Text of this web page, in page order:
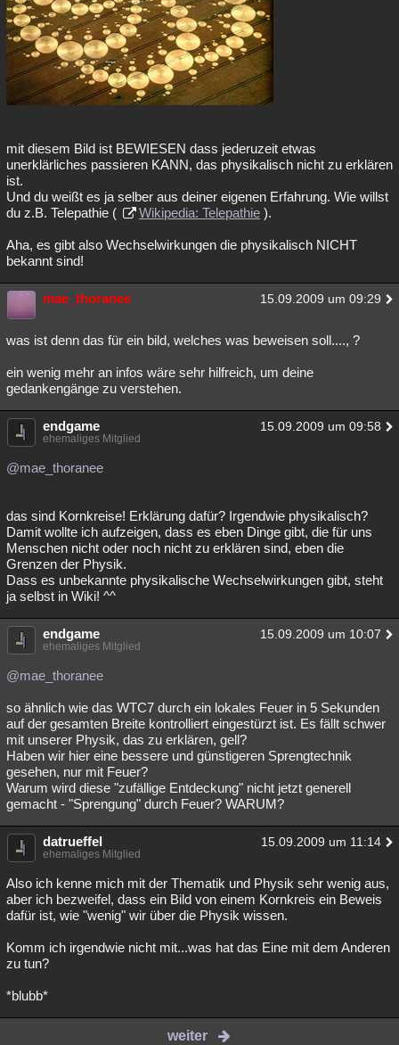
mit diesem Bild ist BEWIESEN dass jederuzeit etwas
unerklärliches passieren KANN, das physikalisch nicht zu erklären
ist.
Und du weißt es ja selber aus deiner eigenen Erfahrung. Wie willst
du z.B. Telepathie (
Wikipedia: Telepathie ).
Aha, es gibt also Wechselwirkungen die physikalisch NICHT
bekannt sind!
mae_thoranee 15.09.2009 um 09:29
was ist denn das für ein bild, welches was beweisen soll...., ?
ein wenig mehr an infos wäre sehr hilfreich, um deine
gedankengänge zu verstehen.
endgame 15.09.2009 um 09:58
ehemaliges Mitglied
@mae_thoranee
das sind Kornkreise! Erklärung dafür? Irgendwie physikalisch?
Damit wollte ich aufzeigen, dass es eben Dinge gibt, die für uns
Menschen nicht oder noch nicht zu erklären sind, eben die
Grenzen der Physik.
Dass es unbekannte physikalische Wechselwirkungen gibt, steht
ja selbst in Wiki! ^^
endgame 15.09.2009 um 10:07
ehemaliges Mitglied
@mae_thoranee
so ähnlich wie das WTC7 durch ein lokales Feuer in 5 Sekunden
auf der gesamten Breite kontrolliert eingestürzt ist. Es fällt schwer
mit unserer Physik, das zu erklären, gell?
Haben wir hier eine bessere und günstigeren Sprengtechnik
gesehen, nur mit Feuer?
Warum wird diese "zufällige Entdeckung" nicht jetzt generell
gemacht - "Sprengung" durch Feuer? WARUM?
datrueffel 15.09.2009 um 11:14
ehemaliges Mitglied
Also ich kenne mich mit der Thematik und Physik sehr wenig aus,
aber ich bezweifel, dass ein Bild von einem Kornkreis ein Beweis
dafür ist, wie "wenig" wir über die Physik wissen.
Komm ich irgendwie nicht mit...was hat das Eine mit dem Anderen
zu tun?
*blubb*
weiter